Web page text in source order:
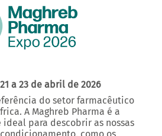
a 23 de abril de 2026
do setor farmacêutico
para descobrir as nossas
como os
, adaptados às exigências
Serão realizadas
ao longo dos três dias.